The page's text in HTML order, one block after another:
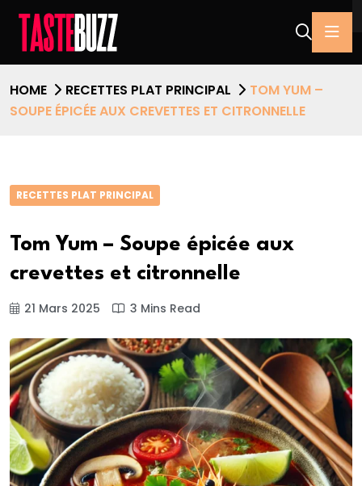
HOME RECETTES PLAT PRINCIPAL
TOM YUM –
SOUPE ÉPICÉE AUX CREVETTES ET CITRONNELLE
RECETTES PLAT PRINCIPAL
Tom Yum – Soupe épicée aux
crevettes et citronnelle
21 Mars 2025 3 Mins Read